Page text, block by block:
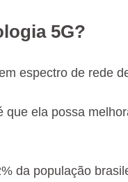
5G?
espectro de rede
que ela possa
da população